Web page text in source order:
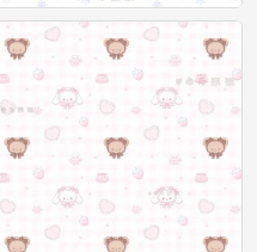
聊天背景图